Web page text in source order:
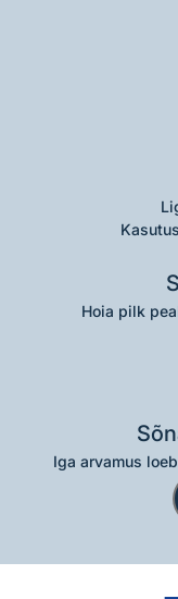
Hoia pilk
Iga arvamus